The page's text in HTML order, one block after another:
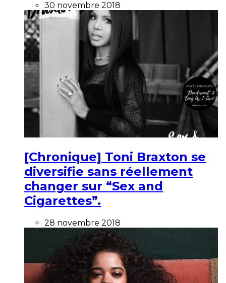
30 novembre 2018
[Chronique] Toni Braxton se
diversifie sans réellement
changer sur “Sex and
Cigarettes”.
28 novembre 2018